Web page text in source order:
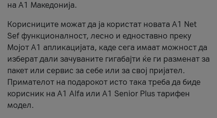
на А1 Македонија.
Корисниците можат да ја користат новата А1 Net
Sef функционалност, лесно и едноставно преку
Мојот А1 апликацијата, каде сега имаат можност да
изберат дали зачуваните гигабајти ќе ги разменат за
пакет или сервис за себе или за свој пријател.
Примателот на подарокот исто така треба да биде
корисник на А1 Alfa или A1 Senior Plus тарифен
модел.